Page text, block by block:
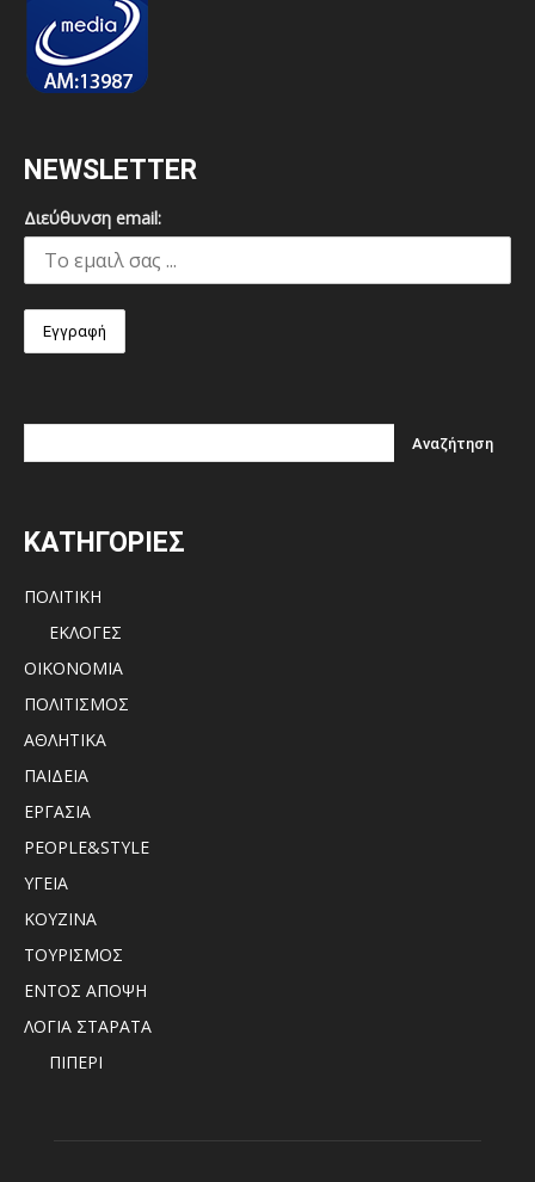
NEWSLETTER
Διεύθυνση email:
ΚΑΤΗΓΟΡΙΕΣ
ΠΟΛΙΤΙΚΗ
ΕΚΛΟΓΕΣ
ΟΙΚΟΝΟΜΙΑ
ΠΟΛΙΤΙΣΜΟΣ
ΑΘΛΗΤΙΚΑ
ΠΑΙΔΕΙΑ
ΕΡΓΑΣΙΑ
PEOPLE&STYLE
ΥΓΕΙΑ
ΚΟΥΖΙΝΑ
ΤΟΥΡΙΣΜΟΣ
ΕΝΤΟΣ ΑΠΟΨΗ
ΛΟΓΙΑ ΣΤΑΡΑΤΑ
ΠΙΠΕΡΙ